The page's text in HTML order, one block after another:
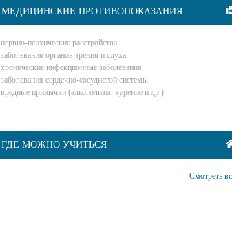
МЕДИЦИНСКИЕ ПРОТИВОПОКАЗАНИЯ
нервно-психические расстройства
заболевания органов зрения и слуха
хронические инфекционные заболевания
заболевания сердечно-сосудистой системы
вредные привычки (алкоголизм, курение и др.)
ГДЕ МОЖНО УЧИТЬСЯ
Смотреть